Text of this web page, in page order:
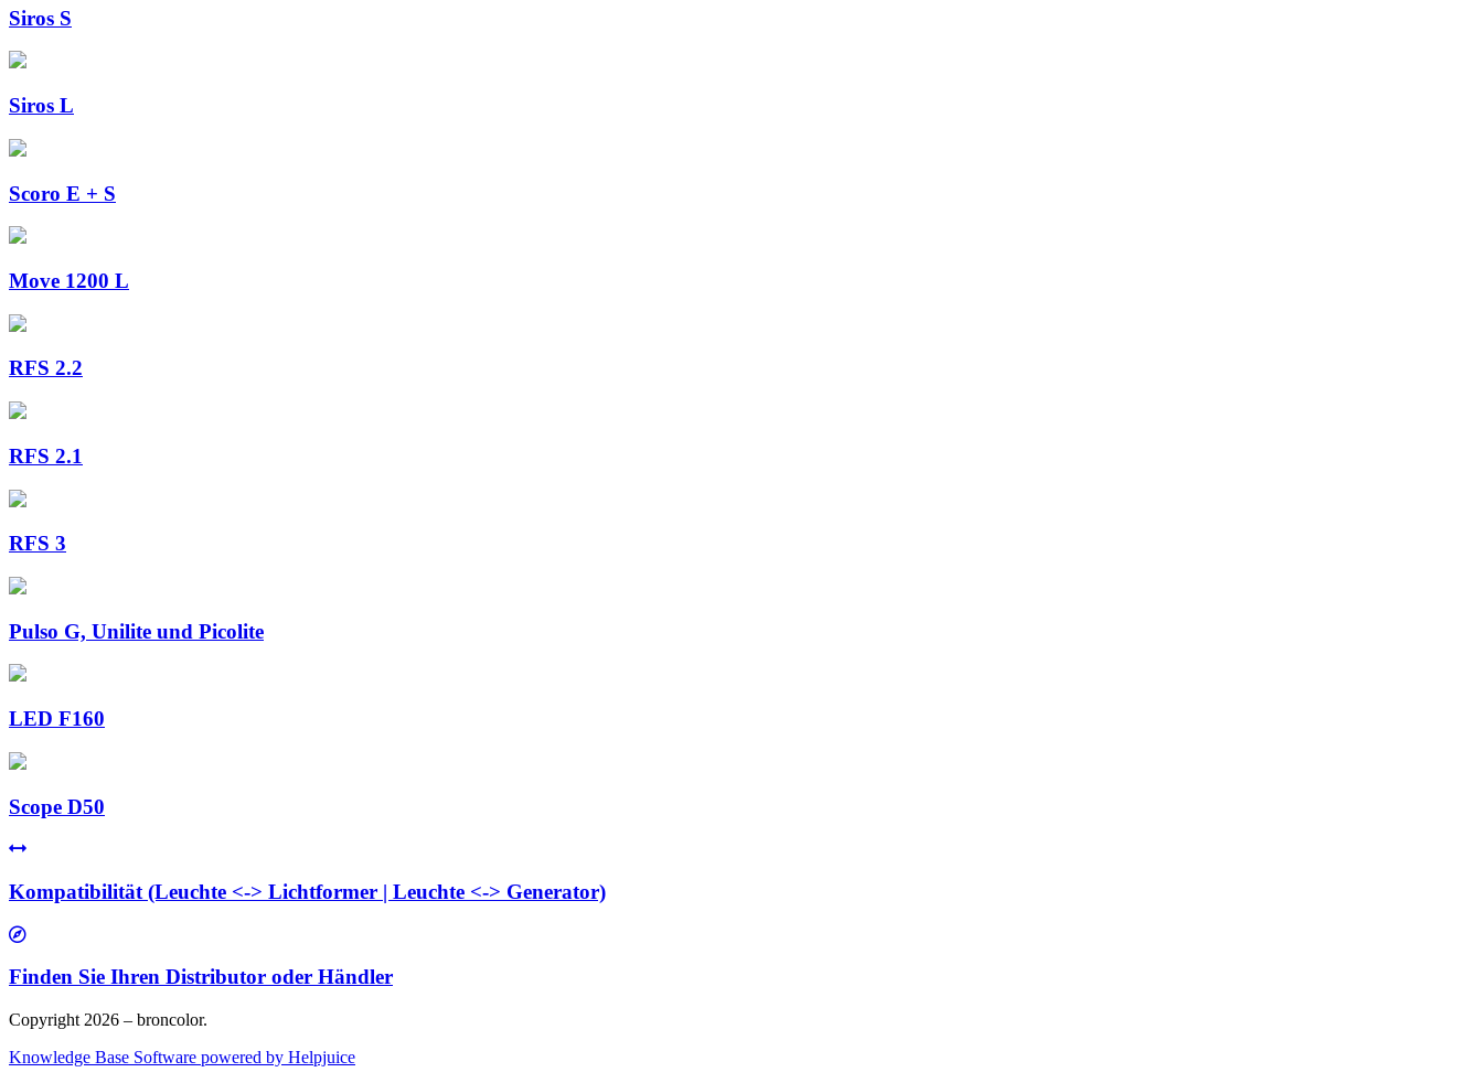
Siros S
Siros L
Scoro E + S
Move 1200 L
RFS 2.2
RFS 2.1
RFS 3
Pulso G, Unilite und Picolite
LED F160
Scope D50
Kompatibilität (Leuchte <-> Lichtformer | Leuchte <-> Generator)
Finden Sie Ihren Distributor oder Händler
Copyright 2026 – broncolor.
Knowledge Base Software powered by Helpjuice